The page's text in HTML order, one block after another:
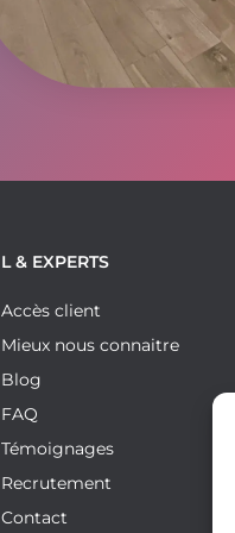
L & EXPERTS
Accès client
Mieux nous connaitre
Blog
FAQ
Témoignages
Recrutement
Contact